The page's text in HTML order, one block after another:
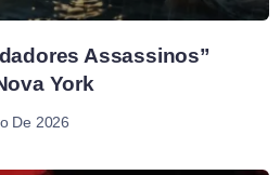
Assassinos”
York
De 2026